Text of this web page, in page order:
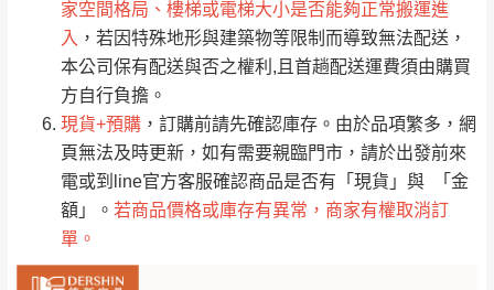
家空間格局、樓梯或電梯大小是否能夠正常搬運進
入 ，若因特殊地形與建築物等限制而導致無法配送，
本公司保有配送與否之權利,且首趟配送運費須由購買
方自行負擔。
現貨+預購 ，訂購前請先確認庫存。由於品項繁多，網
頁無法及時更新，如有需要親臨門市，請於出發前來
電或到line官方客服確認商品是否有「現貨」與 「金
額」。 若商品價格或庫存有異常，商家有權取消訂
單。
免 運
費
新竹
橫山、北埔鄉、尖
石鄉、寶山鄉山
區、新埔山區、芎
里
台北 無
（線上客
服 LINE → @dershin）
下單前先詢問是否現貨 ，若未詢問下單後無
現貨我們客服會再來電或E-Mail與您聯絡
（洽詢方式請搜尋 Line ID → @dershin）
運送範圍：限定北至基隆，南至苗栗，偏遠
地區恕無法提供運送 (詳見運送規章)。
配送範圍：
苗栗至基隆；其它地區暫不開放，如因特殊